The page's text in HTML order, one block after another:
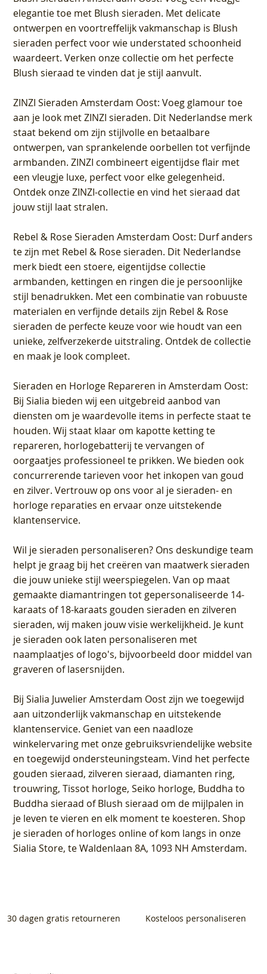
elegantie toe met Blush sieraden. Met delicate
ontwerpen en voortreffelijk vakmanschap is Blush
sieraden perfect voor wie understated schoonheid
waardeert. Verken onze collectie om het perfecte
Blush sieraad te vinden dat je stijl aanvult.
ZINZI Sieraden Amsterdam Oost: Voeg glamour toe
aan je look met ZINZI sieraden. Dit Nederlandse merk
staat bekend om zijn stijlvolle en betaalbare
ontwerpen, van sprankelende oorbellen tot verfijnde
armbanden. ZINZI combineert eigentijdse flair met
een vleugje luxe, perfect voor elke gelegenheid.
Ontdek onze ZINZI-collectie en vind het sieraad dat
jouw stijl laat stralen.
Rebel & Rose Sieraden Amsterdam Oost: Durf anders
te zijn met Rebel & Rose sieraden. Dit Nederlandse
merk biedt een stoere, eigentijdse collectie
armbanden, kettingen en ringen die je persoonlijke
stijl benadrukken. Met een combinatie van robuuste
materialen en verfijnde details zijn Rebel & Rose
sieraden de perfecte keuze voor wie houdt van een
unieke, zelfverzekerde uitstraling. Ontdek de collectie
en maak je look compleet.
Sieraden en Horloge Repareren in Amsterdam Oost:
Bij Sialia bieden wij een uitgebreid aanbod van
diensten om je waardevolle items in perfecte staat te
houden. Wij staat klaar om kapotte ketting te
repareren, horlogebatterij te vervangen of
oorgaatjes professioneel te prikken. We bieden ook
concurrerende tarieven voor het inkopen van goud
en zilver. Vertrouw op ons voor al je sieraden- en
horloge reparaties en ervaar onze uitstekende
klantenservice.
Wil je sieraden personaliseren? Ons deskundige team
helpt je graag bij het creëren van maatwerk sieraden
die jouw unieke stijl weerspiegelen. Van op maat
gemaakte diamantringen tot gepersonaliseerde 14-
karaats of 18-karaats gouden sieraden en zilveren
sieraden, wij maken jouw visie werkelijkheid. Je kunt
je sieraden ook laten personaliseren met
naamplaatjes of logo's, bijvoorbeeld door middel van
graveren of lasersnijden.
BijSialia Juwelier Amsterdam Oostzijn we toegewijd
aan uitzonderlijk vakmanschap en uitstekende
klantenservice. Geniet van een naadloze
winkelervaring met onze gebruiksvriendelijke website
en toegewijd ondersteuningsteam. Vind het perfecte
gouden sieraad, zilveren sieraad, diamanten ring,
trouwring, Tissot horloge, Seiko horloge, Buddha to
Buddha sieraad of Blush sieraad om de mijlpalen in
je leven te vieren en elk moment te koesteren. Shop
je sieraden of horloges online of kom langs in onze
Sialia Store, te Waldenlaan 8A, 1093 NH Amsterdam.
30 dagen gratis retourneren Kosteloos personaliseren